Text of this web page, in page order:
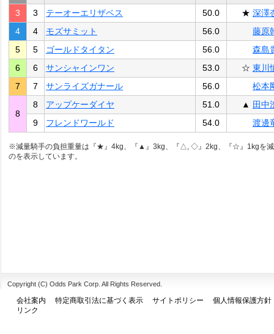
3
3 テーオーエリザベス 50.0 ★ 深澤
4
4 モズサミット 56.0
藤原
5
5 ゴールドタイタン 56.0
森島
6
6 サンシャインワン 53.0 ☆ 東川
7
7 サンライズガナール 56.0 松本
8
8 アップケーダイヤ 51.0 ▲ 田中
9
フレンドワールド 54.0 渡邊
※減量騎手の負担重量は『★』4kg、『▲』3kg、『△, ◇』2kg、『☆』1kgを
のを表示しています。
Copyright (C) Odds Park Corp. All Rights Reserved.
会社案内 特定商取引法に基づく表示 サイトポリシー
個人情報保護方針
リンク